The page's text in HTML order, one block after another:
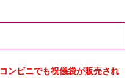
コンビニでも祝儀袋が販売され